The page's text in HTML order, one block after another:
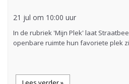
21 jul om 10:00 uur
In de rubriek 'Mijn Plek' laat
openbare ruimte hun favoriete plek